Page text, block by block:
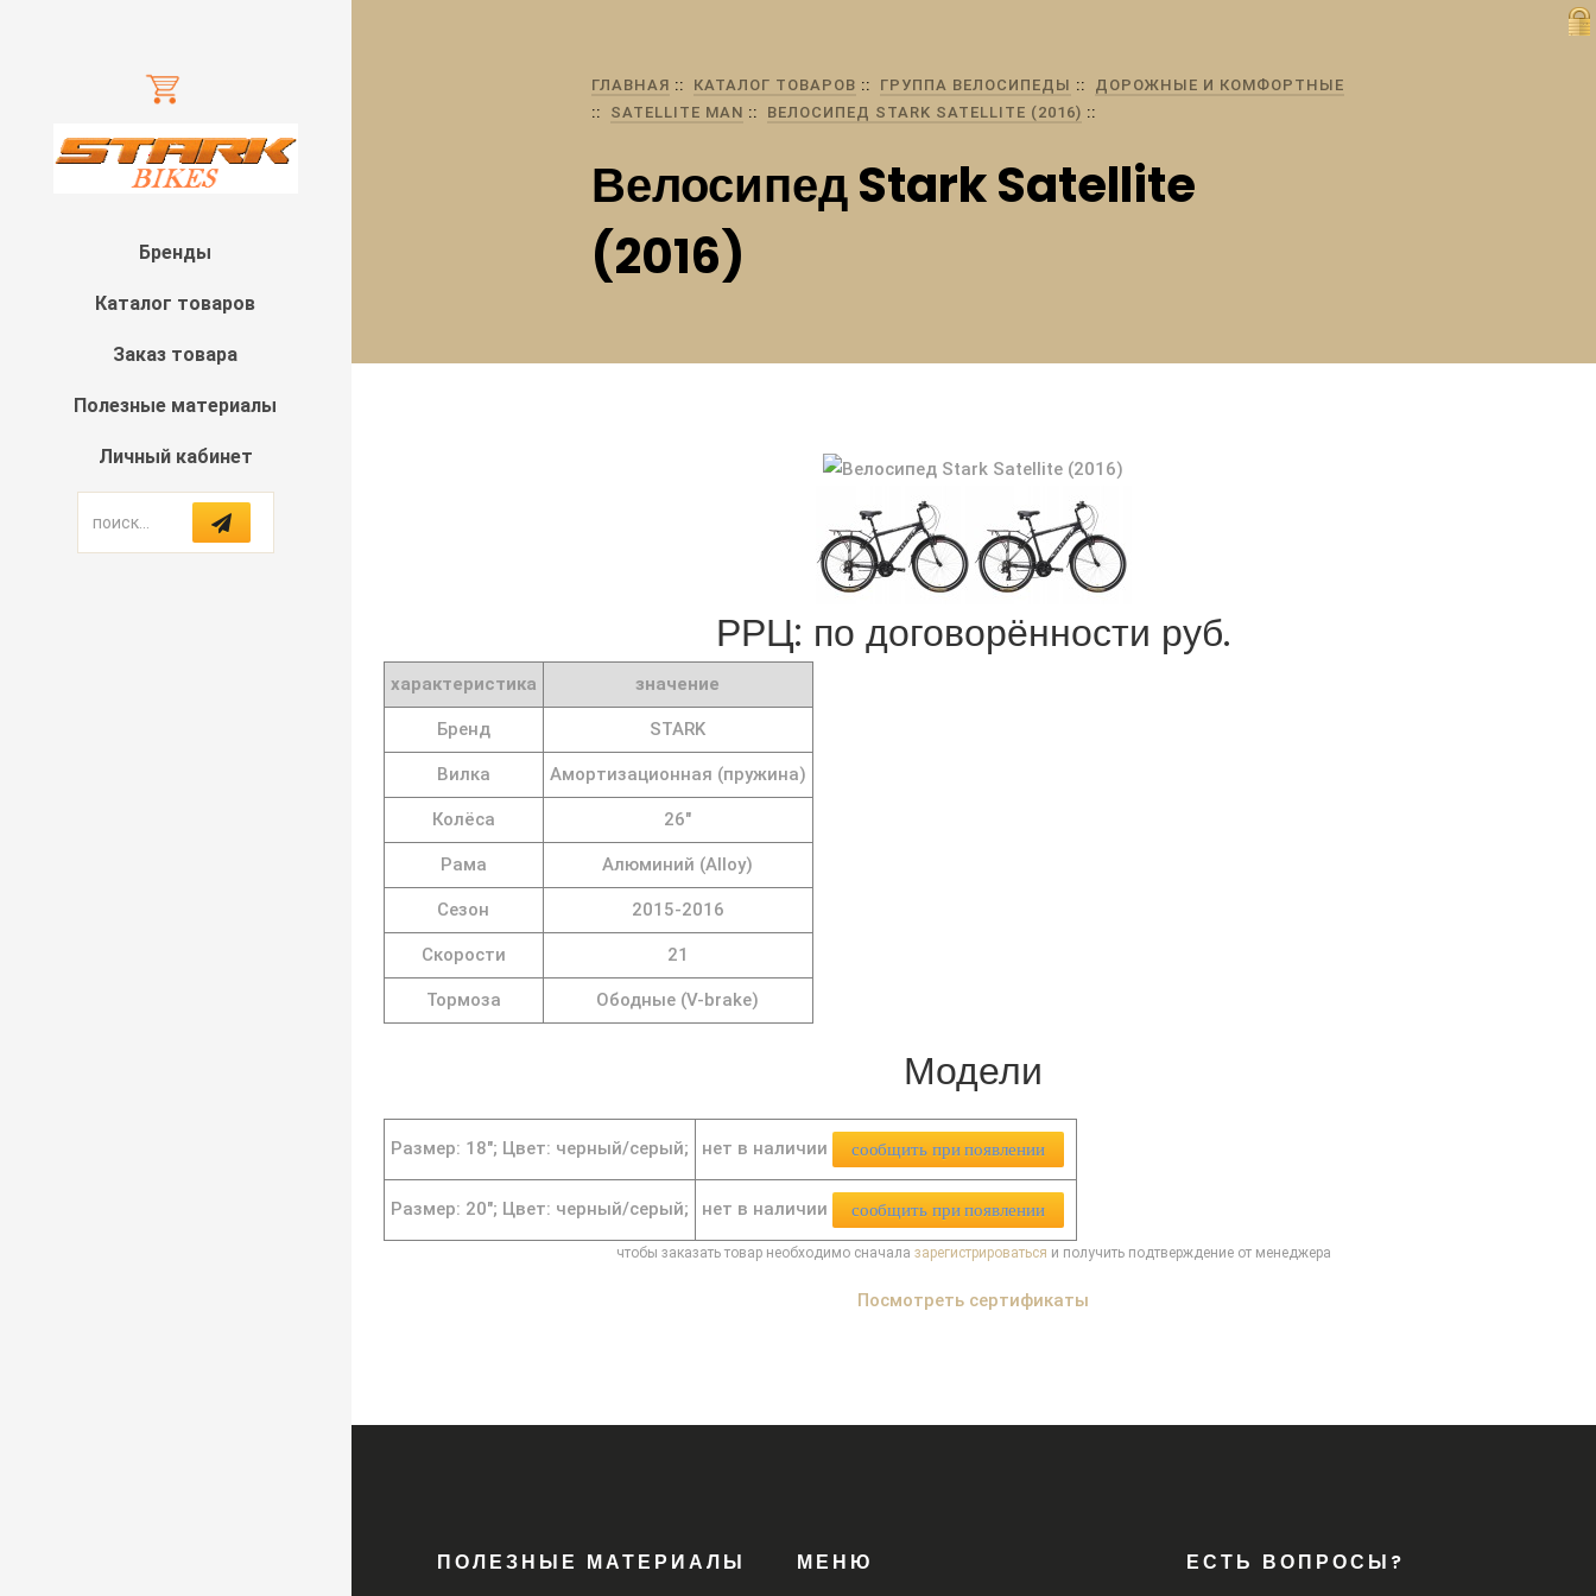
Бренды
Каталог товаров
Заказ товара
Полезные материалы
Личный кабинет
ГЛАВНАЯ КАТАЛОГ ТОВАРОВ ГРУППА ВЕЛОСИПЕДЫ
ДОРОЖНЫЕ И КОМФОРТНЫЕ
SATELLITE MAN
ВЕЛОСИПЕД STARK SATELLITE (2016)
Велосипед Stark Satellite
(2016)
РРЦ: по договорённости руб.
характеристика значение
Бренд STARK
Вилка Амортизационная (пружина)
Колёса 26"
Рама Алюминий (Alloy)
Сезон 2015-2016
Скорости 21
Тормоза Ободные (V-brake)
Модели
Размер: 18"; Цвет: черный/серый; нет в наличии сообщить при появлении
Размер: 20"; Цвет: черный/серый; нет в наличии сообщить при появлении
чтобы заказать товар необходимо сначала зарегистрироваться и получить подтверждение от менеджера
Посмотреть сертификаты
ПОЛЕЗНЫЕ МАТЕРИАЛЫ МЕНЮ ЕСТЬ ВОПРОСЫ?